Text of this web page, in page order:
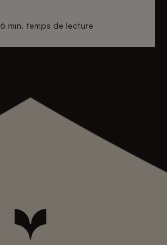
6 min. temps de lecture